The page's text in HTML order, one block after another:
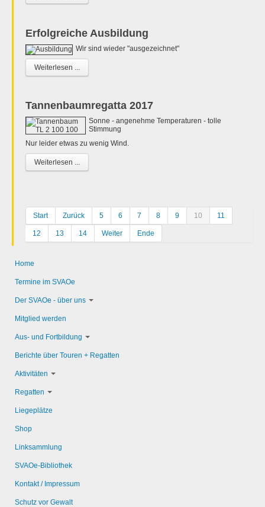
Erfolgreiche Ausbildung
Wir sind wieder "ausgezeichnet"
Weiterlesen ...
Tannenbaumregatta 2017
Sonne - angenehme Temperaturen - tolle
Stimmung
Nur leider etwas zu wenig Wind.
Weiterlesen ...
Start Zurück 5 6 7 8 9 10 11
12 13 14 Weiter Ende
Home
Termine im SVAOe
Der SVAOe - über uns
Mitglied werden
Aus- und Fortbildung
Berichte über Touren + Regatten
Aktivitäten
Regatten
Liegeplätze
Shop
Linksammlung
SVAOe-Bibliothek
Kontakt / Impressum
Schutz vor Gewalt